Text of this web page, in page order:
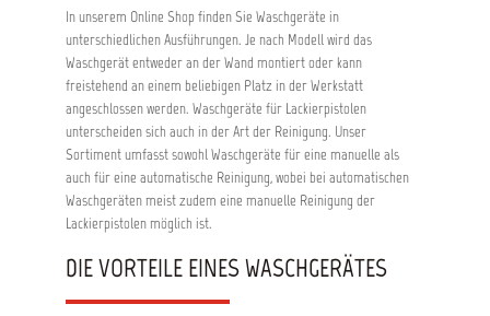
Aluminium- und Messingteile Für sowohl
automatische als auch manuelle
Reinigungsgeräte geeignet. Lange
Verwendungsdauer Kann koaguliert und gefiltert
werden, um hohe Kosten der Abfallentsorgung
zu vermeiden Einsetzbar mit Materialen von
allen Lackherstellern Geruchsfrei
In unserem Online Shop finden Sie Waschgeräte in
unterschiedlichen Ausführungen. Je nach Modell wird das
Waschgerät entweder an der Wand montiert oder kann
freistehend an einem beliebigen Platz in der Werkstatt
angeschlossen werden. Waschgeräte für Lackierpistolen
unterscheiden sich auch in der Art der Reinigung. Unser
Sortiment umfasst sowohl Waschgeräte für eine manuelle als
auch für eine automatische Reinigung, wobei bei automatischen
Waschgeräten meist zudem eine manuelle Reinigung der
Lackierpistolen möglich ist.
DIE VORTEILE EINES WASCHGERÄTES